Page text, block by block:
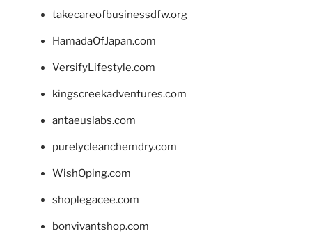
takecareofbusinessdfw.org
HamadaOfJapan.com
VersifyLifestyle.com
kingscreekadventures.com
antaeuslabs.com
purelycleanchemdry.com
WishOping.com
shoplegacee.com
bonvivantshop.com